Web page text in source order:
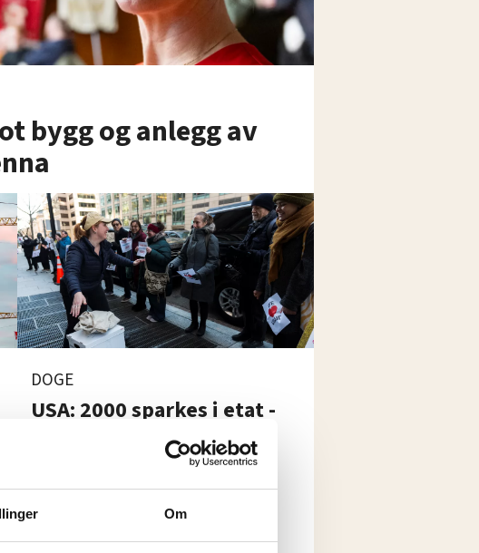
Om
bygg og anlegg av
DOGE
USA: 2000 sparkes i etat -
tusenvis permitteres